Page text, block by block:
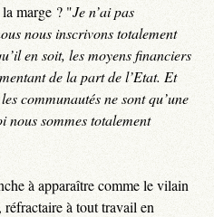
marge ? "Je n’ai pas
nous inscrivons totalement
en soit, les moyens financiers
de la part de l’Etat. Et
communautés ne sont qu’une
nous sommes totalement
à apparaître comme le vilain
à tout travail en